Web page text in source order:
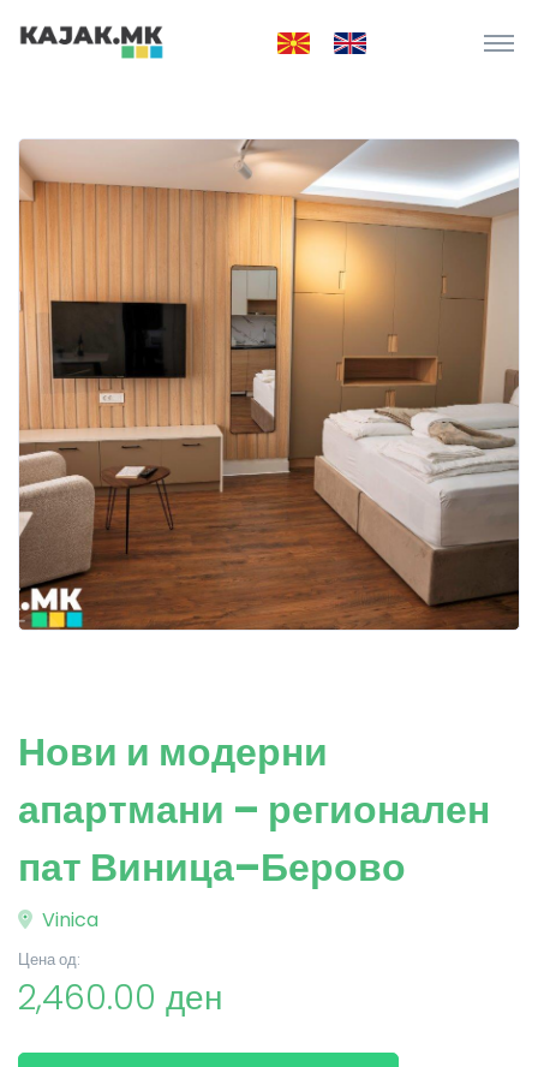
Нови и модерни
апартмани – регионален
пат Виница–Берово
Vinica
Цена од:
2,460.00 ден